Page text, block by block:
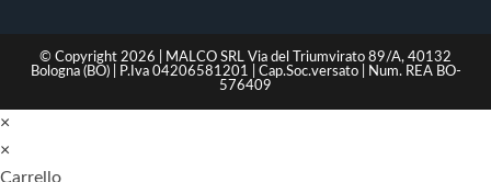
© Copyright 2026 | MALCO SRL Via del Triumvirato 89/A, 40132
Bologna (BO) | P.Iva 04206581201 | Cap.Soc.versato | Num. REA BO-
576409
×
×
Carrello